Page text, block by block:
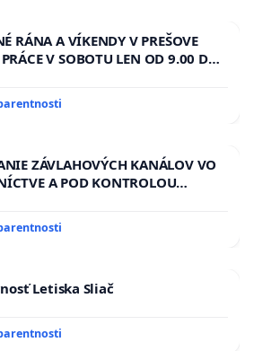
RÁNA A VÍKENDY V PREŠOVE
V SOBOTU LEN OD 9.00 DO
TÝŽDEŇ CIEĽ 8.00 – 18.00
ZÁVLAHOVÝCH KANÁLOV VO
A POD KONTROLOU
& žiadosť na riešenie
Letiska Sliač